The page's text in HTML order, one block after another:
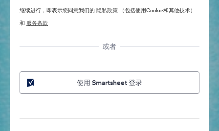
继续进行，即表示您同意我们的 隐私政策 （包括使用Cookie和其他技术）
和 服务条款
或者
使用 Smartsheet 登录